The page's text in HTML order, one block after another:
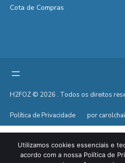
Cota de Compras
H2FOZ © 2026 . Todos os direitos
Política de Privacidade por
Utilizamos cookies essenciais e
acordo com a nossa Política de